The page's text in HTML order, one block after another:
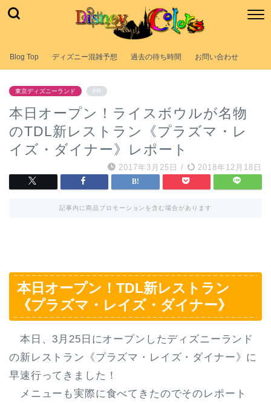
Blog Top ディズニー混雑予想 過去の待ち時間 お問い合わせ
東京ディズニーランド PR
本日オープン！ライスボウルが名物
のTDL新レストラン《プラズマ・レ
イズ・ダイナー》レポート
2017年3月25日 / 2018年12月18日
記事内に商品プロモーションを含む場合があります
本日オープン！TDL新レストラン
《プラズマ・レイズ・ダイナー》
本日、3月25日にオープンしたディズニーランド
の新レストラン《プラズマ・レイズ・ダイナー》 に
早速行ってきました！
メニューも実際に食べてきたのでそのレポート